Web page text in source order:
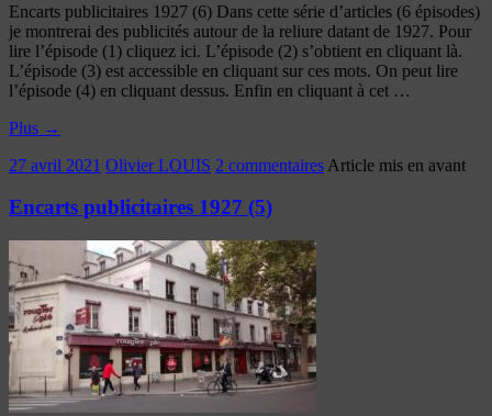
Encarts publicitaires 1927 (6) Dans cette série d’articles (6 épisodes)
je montrerai des publicités autour de la reliure datant de 1927. Pour
lire l’épisode (1) cliquez ici. L’épisode (2) s’obtient en cliquant là.
L’épisode (3) est accessible en cliquant sur ces mots. On peut lire
l’épisode (4) en cliquant dessus. Enfin en cliquant à cet …
Plus →
27 avril 2021 Olivier LOUIS 2 commentaires Article mis en avant
Encarts publicitaires 1927 (5)